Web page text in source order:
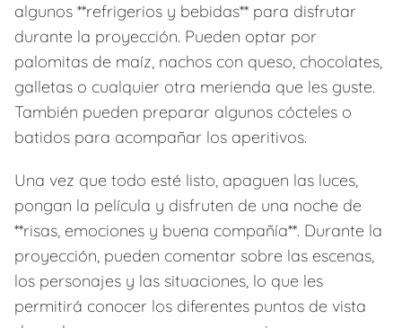
algunos **refrigerios y bebidas** para disfrutar
durante la proyección. Pueden optar por
palomitas de maíz, nachos con queso, chocolates,
galletas o cualquier otra merienda que les guste.
También pueden preparar algunos cócteles o
batidos para acompañar los aperitivos.
Una vez que todo esté listo, apaguen las luces,
pongan la película y disfruten de una noche de
**risas, emociones y buena compañía**. Durante la
proyección, pueden comentar sobre las escenas,
los personajes y las situaciones, lo que les
permitirá conocer los diferentes puntos de vista